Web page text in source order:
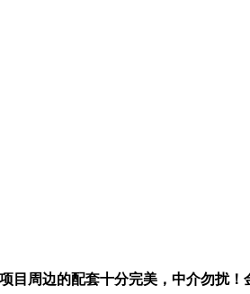
边的配套十分完美，中介勿扰！